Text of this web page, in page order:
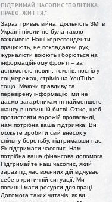
ПІДТРИМАЙ ЧАСОПИС "ПОЛІТИКА.
ПРАВО. ЖИТТЯ."
Зараз триває війна. Діяльність ЗМІ в
Україні ніколи не була такою
важливою Наші кореспонденти
працюють, не покладаючи рук,
журналісти воюють і борються на
інформаційному фронті – за
допомогою новин, текстів, постів у
соцмережах, стрімів на YouTube
тощо. Маючи правдиву та
перевірену інформацію, ми не
даємо загарбникам ні найменшого
шансу в новинній битві. Отже, щоб
протистояти ворожій пропаганді,
нам потрібна ваша підтримка! Ви
можете зробити свій внесок у
спільну боротьбу, підтримавши нас.
Як підтримати часопис. Нам
потрібна ваша фінансова допомога.
Підтримайте наш часопис, який
зараз під час воєнних дій відчуває
себе в критичній ситуації. Ми
повинні мати ресурси для праці.
Допомога таких читачів, як ви,